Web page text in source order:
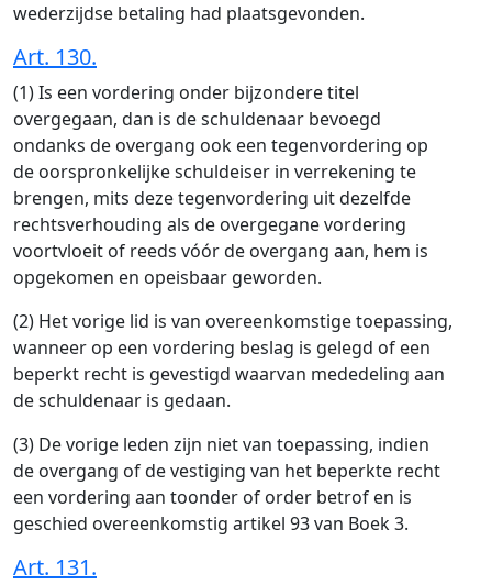
wederzijdse betaling had plaatsgevonden.
Art. 130.
(1) Is een vordering onder bijzondere titel
overgegaan, dan is de schuldenaar bevoegd
ondanks de overgang ook een tegenvordering op
de oorspronkelijke schuldeiser in verrekening te
brengen, mits deze tegenvordering uit dezelfde
rechtsverhouding als de overgegane vordering
voortvloeit of reeds vóór de overgang aan, hem is
opgekomen en opeisbaar geworden.
(2) Het vorige lid is van overeenkomstige toepassing,
wanneer op een vordering beslag is gelegd of een
beperkt recht is gevestigd waarvan mededeling aan
de schuldenaar is gedaan.
(3) De vorige leden zijn niet van toepassing, indien
de overgang of de vestiging van het beperkte recht
een vordering aan toonder of order betrof en is
geschied overeenkomstig artikel 93 van Boek 3.
Art. 131.